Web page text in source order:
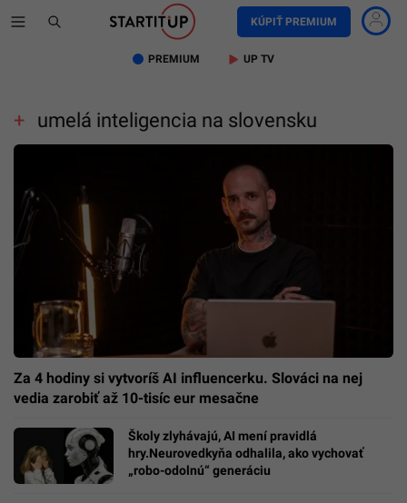
KÚPIŤ PREMIUM
PREMIUM UP TV
umelá inteligencia na slovensku
Za 4 hodiny si vytvoríš AI influencerku. Slováci na nej
vedia zarobiť až 10-tisíc eur mesačne
Školy zlyhávajú, AI mení pravidlá
hry.Neurovedkyňa odhalila, ako vychovať
„robo-odolnú“ generáciu